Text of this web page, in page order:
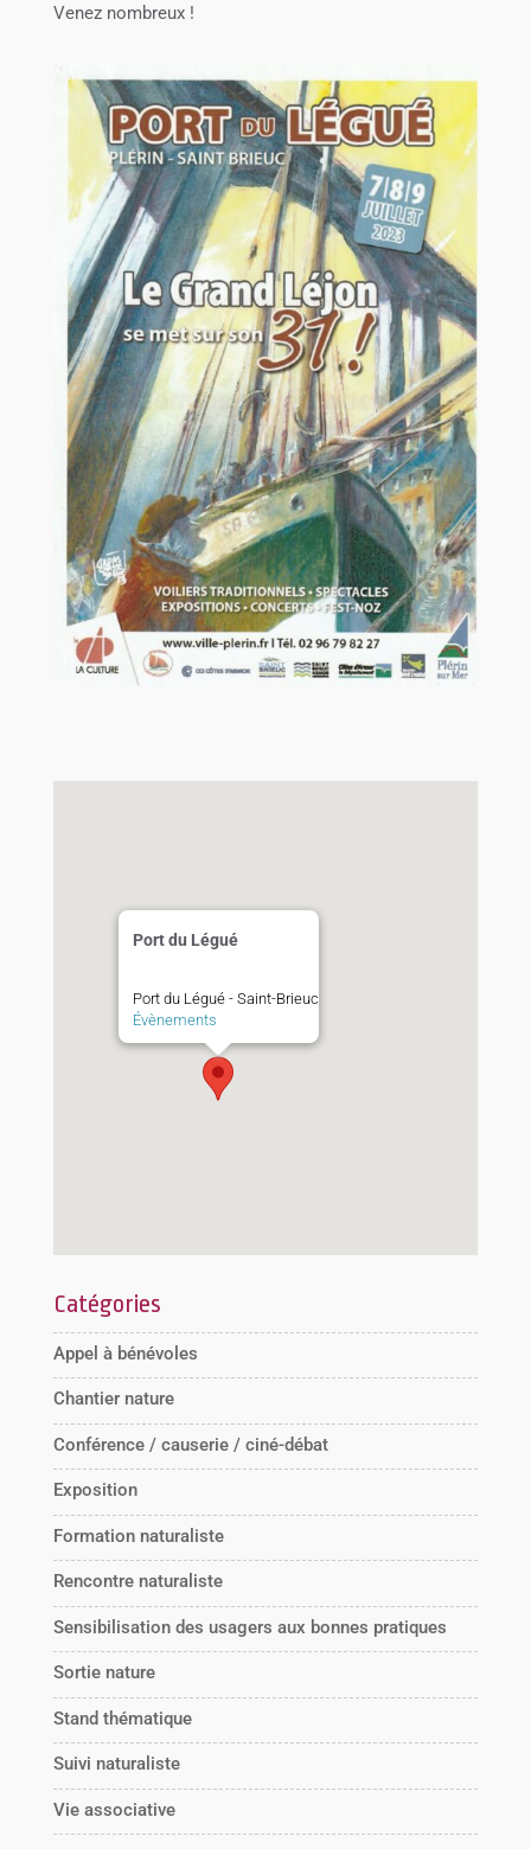
Venez nombreux !
Port du Légué
Port du Légué - Saint-Brieuc
Évènements
Catégories
Appel à bénévoles
Chantier nature
Conférence / causerie / ciné-débat
Exposition
Formation naturaliste
Rencontre naturaliste
Sensibilisation des usagers aux bonnes pratiques
Sortie nature
Stand thématique
Suivi naturaliste
Vie associative